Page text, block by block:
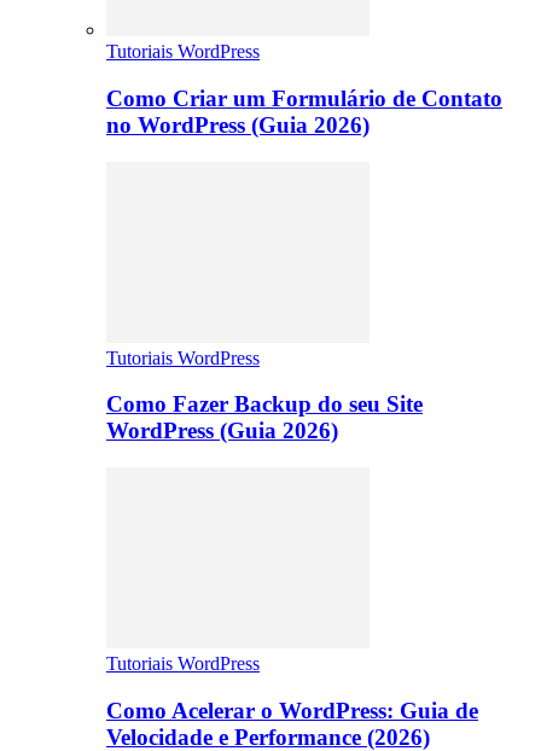
Tutoriais WordPress
Como Criar um Formulário de Contato
no WordPress (Guia 2026)
Tutoriais WordPress
Como Fazer Backup do seu Site
WordPress (Guia 2026)
Tutoriais WordPress
Como Acelerar o WordPress: Guia de
Velocidade e Performance (2026)